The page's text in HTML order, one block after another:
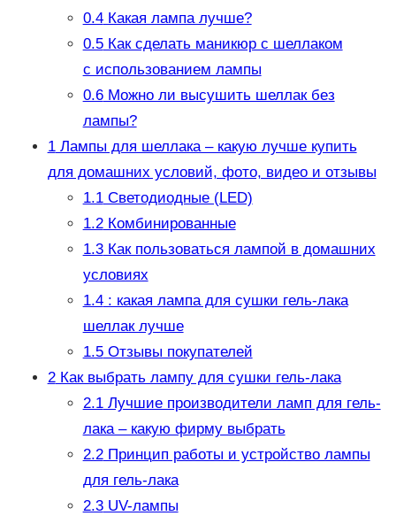
0.4Какая лампа лучше?
0.5Как сделать маникюр с шеллаком
с использованием лампы
0.6Можно ли высушить шеллак без
лампы?
1Лампы для шеллака – какую лучше купить
для домашних условий, фото, видео и отзывы
1.1Светодиодные (LED)
1.2Комбинированные
1.3Как пользоваться лампой в домашних
условиях
1.4: какая лампа для сушки гель-лака
шеллак лучше
1.5Отзывы покупателей
2Как выбрать лампу для сушки гель-лака
2.1Лучшие производители ламп для гель-
лака – какую фирму выбрать
2.2Принцип работы и устройство лампы
для гель-лака
2.3UV-лампы